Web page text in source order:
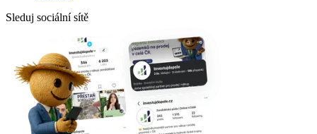
Sleduj sociální sítě